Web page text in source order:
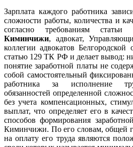
Зарплата каждого работника
сложности работы, количества и
согласно требованиям
Киминчижи, адвокат,
коллегии адвокатов
статью 129 ТК РФ и делает вывод:
понятие заработной платы не
собой самостоятельный
работника за исполнение
обязанностей определенной
без учета компенсационных,
выплат, что определяет его в
способов формирования
Киминчижи. По его словам, общей
на оплату его труда являются